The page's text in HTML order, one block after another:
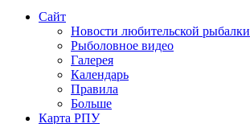
Сайт
Новости любительской рыбалки
Рыболовное видео
Галерея
Календарь
Правила
Больше
Карта РПУ